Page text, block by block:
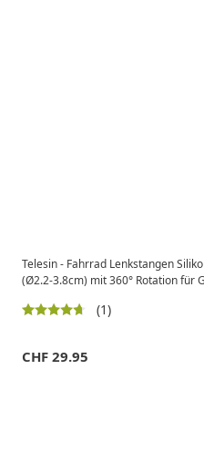
Telesin - Fahrrad Lenkstangen
(Ø2.2-3.8cm) mit 360° Rotation für
(1)
CHF 29.95